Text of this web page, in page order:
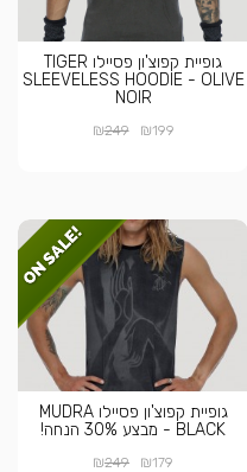
גופיית קפוצ'ון פסיילו TIGER
SLEEVELESS HOODIE - OLIVE
NOIR
₪199
₪249
גופיית קפוצ'ון פסיילו MUDRA
BLACK - מבצע 30% הנחה!
₪179
₪249